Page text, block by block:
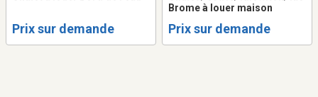
Prix sur demande
Brome à louer maison
Prix sur demande